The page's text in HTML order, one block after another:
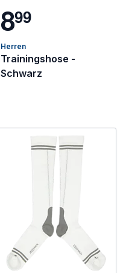
899
Herren
Trainingshose -
Schwarz